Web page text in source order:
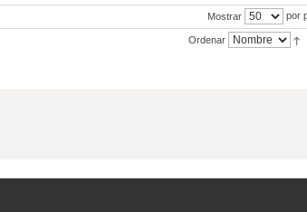
Mostrar por
Ordenar